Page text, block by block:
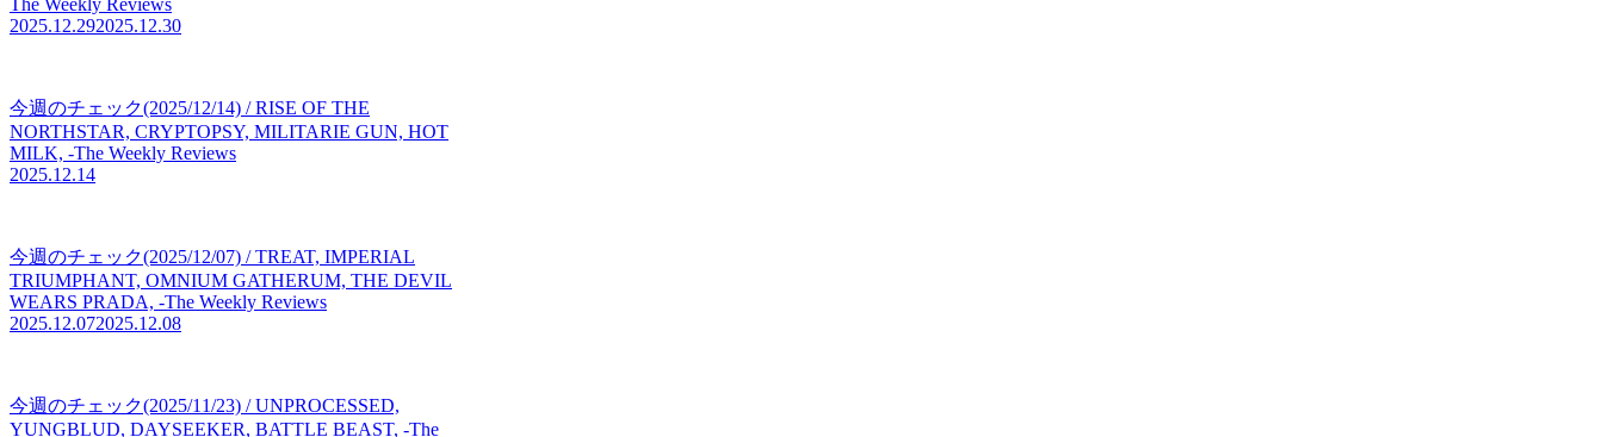
2025.12.292025.12.30
今週のチェック(2025/12/14) / RISE OF THE
NORTHSTAR, CRYPTOPSY, MILITARIE GUN, HOT
MILK, -The Weekly Reviews
2025.12.14
今週のチェック(2025/12/07) / TREAT, IMPERIAL
TRIUMPHANT, OMNIUM GATHERUM, THE DEVIL
WEARS PRADA, -The Weekly Reviews
2025.12.072025.12.08
今週のチェック(2025/11/23) / UNPROCESSED,
YUNGBLUD, DAYSEEKER, BATTLE BEAST, -The